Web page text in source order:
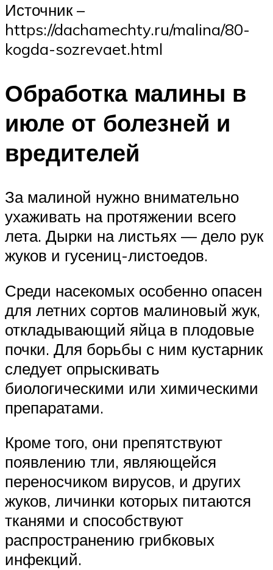
Источник –
https://dachamechty.ru/malina/80-
kogda-sozrevaet.html
Обработка малины в
июле от болезней и
вредителей
За малиной нужно внимательно
ухаживать на протяжении всего
лета. Дырки на листьях — дело рук
жуков и гусениц-листоедов.
Среди насекомых особенно опасен
для летних сортов малиновый жук,
откладывающий яйца в плодовые
почки. Для борьбы с ним кустарник
следует опрыскивать
биологическими или химическими
препаратами.
Кроме того, они препятствуют
появлению тли, являющейся
переносчиком вирусов, и других
жуков, личинки которых питаются
тканями и способствуют
распространению грибковых
инфекций.